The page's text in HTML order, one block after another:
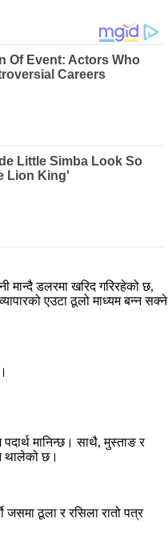
मान्दै डलरमा खरिद गरिरहेको छ,
एउटा ठूलो माध्यम बन्न सक्ने
मानिन्छ। साथै, मुस्ताङ र
थालेको छ।
जसमा ठूला र रसिला रातो पत्र